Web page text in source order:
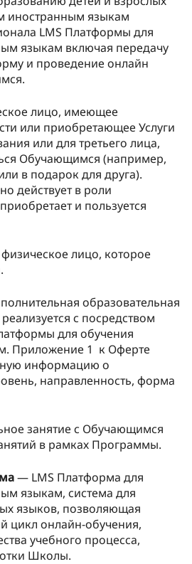
иностранным языкам
LMS Платформы для
языкам включая передачу
и проведение онлайн
лицо, имеющее
или приобретающее Услуги
или для третьего лица,
Обучающимся (например,
в подарок для друга).
действует в роли
и пользуется
лицо, которое
образовательная
с посредством
для обучения
Приложение 1 к Оферте
информацию о
направленность, форма
занятие с Обучающимся
в рамках Программы.
— LMS Платформа для
языкам, система для
языков, позволяющая
цикл онлайн-обучения,
учебного процесса,
Школы.